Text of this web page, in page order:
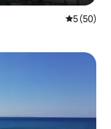
5 (50)